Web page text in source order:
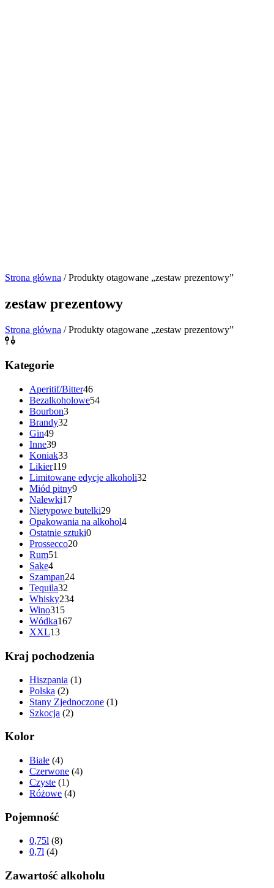
Strona główna / Produkty otagowane „zestaw prezentowy”
zestaw prezentowy
Strona główna / Produkty otagowane „zestaw prezentowy”
Kategorie
Aperitif/Bitter46
Bezalkoholowe54
Bourbon3
Brandy32
Gin49
Inne39
Koniak33
Likier119
Limitowane edycje alkoholi32
Miód pitny9
Nalewki17
Nietypowe butelki29
Opakowania na alkohol4
Ostatnie sztuki0
Prossecco20
Rum51
Sake4
Szampan24
Tequila32
Whisky234
Wino315
Wódka167
XXL13
Kraj pochodzenia
Hiszpania (1)
Polska (2)
Stany Zjednoczone (1)
Szkocja (2)
Kolor
Białe (4)
Czerwone (4)
Czyste (1)
Różowe (4)
Pojemność
0,75l (8)
0,7l (4)
Zawartość alkoholu